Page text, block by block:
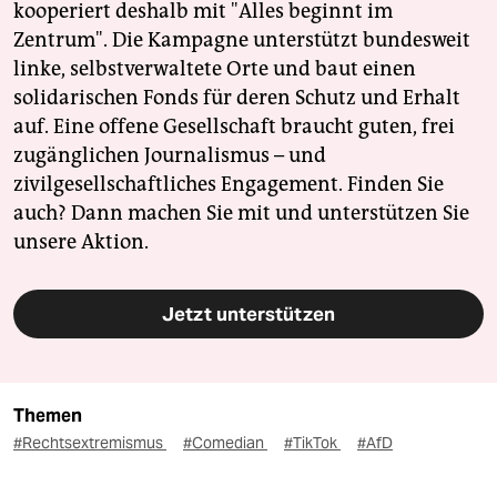
kooperiert deshalb mit "Alles beginnt im
Zentrum". Die Kampagne unterstützt bundesweit
linke, selbstverwaltete Orte und baut einen
solidarischen Fonds für deren Schutz und Erhalt
auf. Eine offene Gesellschaft braucht guten, frei
zugänglichen Journalismus – und
zivilgesellschaftliches Engagement. Finden Sie
auch? Dann machen Sie mit und unterstützen Sie
unsere Aktion.
Jetzt unterstützen
Themen
#Rechtsextremismus #Comedian #TikTok #AfD